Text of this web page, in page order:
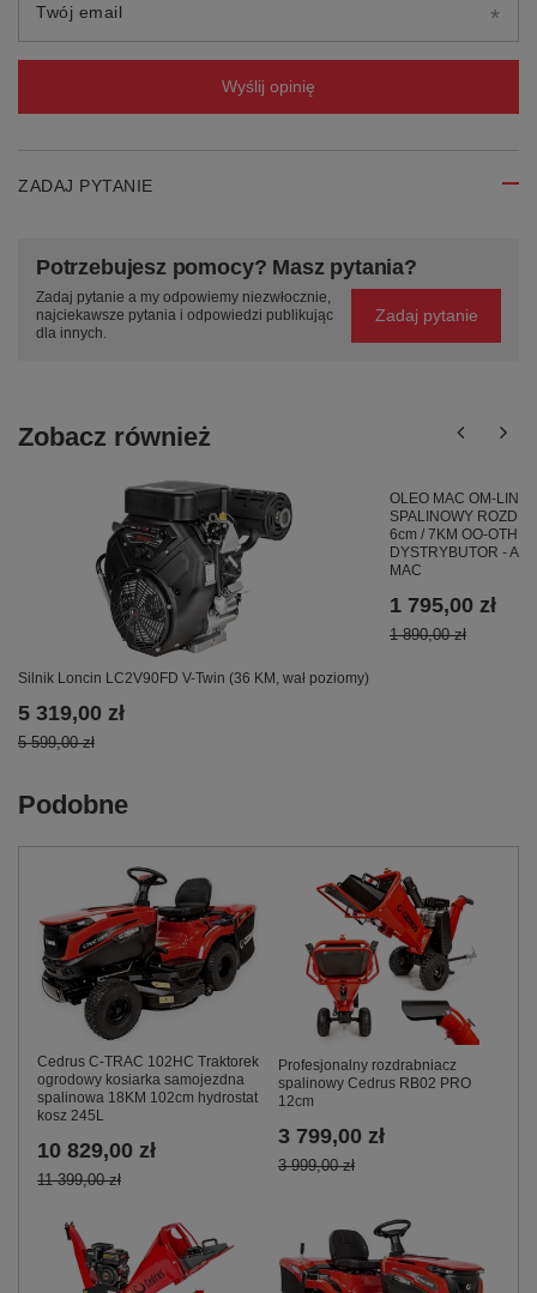
Twój email
Wyślij opinię
ZADAJ PYTANIE
Potrzebujesz pomocy? Masz pytania?
Zadaj pytanie a my odpowiemy niezwłocznie,
najciekawsze pytania i odpowiedzi publikując
dla innych.
Zadaj pytanie
Zobacz również
Silnik Loncin LC2V90FD V-Twin (36 KM, wał poziomy)
5 319,00 zł
5 599,00 zł
OLEO MAC OM-LINE
SPALINOWY
6cm / 7KM OO-
DYSTRYBUTOR -
MAC
1 795,00 zł
1 890,00 zł
Podobne
Cedrus C-TRAC 102HC Traktorek
ogrodowy kosiarka samojezdna
spalinowa 18KM 102cm hydrostat
kosz 245L
10 829,00 zł
11 399,00 zł
Profesjonalny rozdrabniacz
spalinowy Cedrus RB02 PRO
12cm
3 799,00 zł
3 999,00 zł